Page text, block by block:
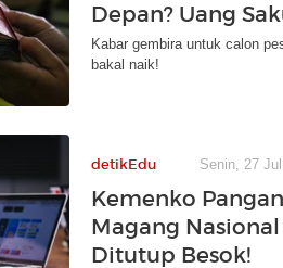
Depan? Uang
Kabar gembira untuk calon
bakal naik!
detikEdu Senin, 27
Kemenko
Magang
Ditutup Besok!